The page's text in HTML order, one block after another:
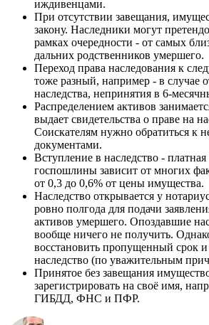
иждивенцами.
При отсутствии завещания,
закону. Наследники могут
рамках очередности - от самых
дальних родственников умершего.
Переход права наследования к
тоже разный, например - в случае
наследства, непринятия в 6-
Распределением активов
выдает свидетельства о праве на
Соискателям нужно обратиться к
документами.
Вступление в наследство -
госпошлины зависит от многих
от 0,3 до 0,6% от цены имущества.
Наследство открывается у
ровно полгода для подачи
активов умершего. Опоздавшие
вообще ничего не получить.
восстановить пропущенный срок и
наследство (по уважительным
Принятое без завещания
зарегистрировать на своё имя,
ГИБДД, ФНС и ПФР.